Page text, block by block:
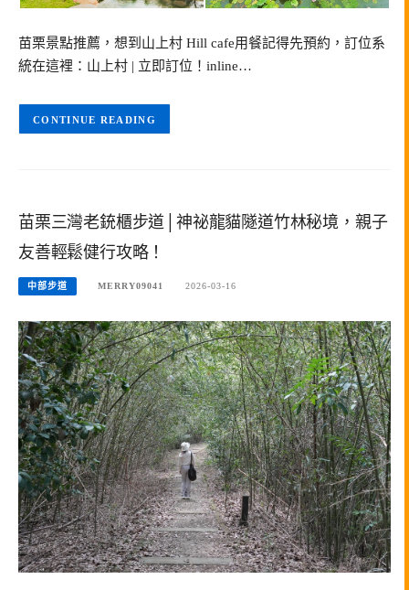
苗栗景點推薦，想到山上村 Hill cafe用餐記得先預約，訂位系
統在這裡：山上村 | 立即訂位！inline…
CONTINUE READING
苗栗三灣老銃櫃步道│神祕龍貓隧道竹林秘境，親子
友善輕鬆健行攻略！
中部步道 MERRY09041 2026-03-16